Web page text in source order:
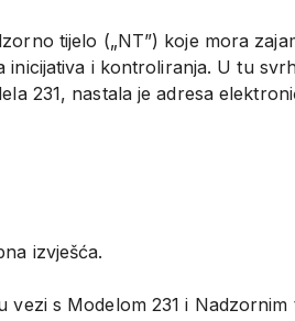
tijelo („NT”) koje mora
inicijativa i kontroliranja. U tu
231, nastala je adresa
izvješća.
vezi s Modelom 231 i